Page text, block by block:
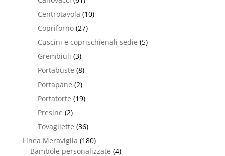
Centrotavola (10)
Copriforno (27)
Cuscini e coprischienali sedie (5)
Grembiuli (3)
Portabuste (8)
Portapane (2)
Portatorte (19)
Presine (2)
Tovagliette (36)
Linea Meraviglia (180)
Bambole personalizzate (4)